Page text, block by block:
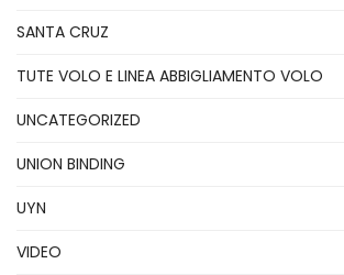
SANTA CRUZ
TUTE VOLO E LINEA ABBIGLIAMENTO VOLO
UNCATEGORIZED
UNION BINDING
UYN
VIDEO